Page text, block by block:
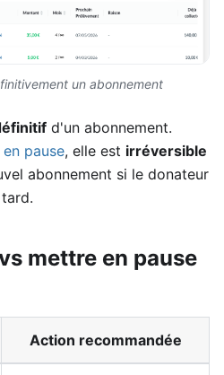
un abonnement
d'un abonnement.
en pause, elle est irréversible
abonnement si le donateur
mettre en pause
Action recommandée